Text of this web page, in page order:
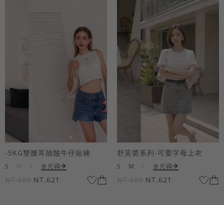
-5KG雙腰耳抽鬚牛仔短褲
S 全尺碼
NT.690 NT.621
舒芙蕾系列-可愛字母上衣
S M 全尺碼
NT.690 NT.621